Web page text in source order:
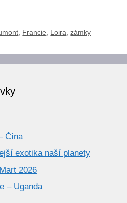
, Francie, Loira,zámky
Čína
exotika naší planety
2026
– Uganda